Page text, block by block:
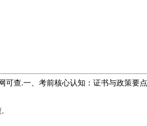
查.一、考前核心认知：证书与政策要
.